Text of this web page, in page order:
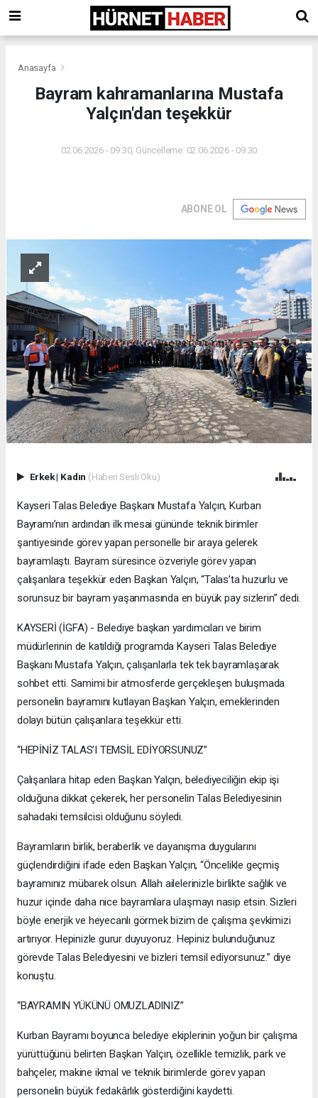
Anasayfa
Bayram kahramanlarına Mustafa
Yalçın'dan teşekkür
02.06.2026 - 09:30, Güncelleme: 02.06.2026 - 09:30
ABONE OL
Erkek| Kadın (Haberi Sesli Oku)
Kayseri Talas Belediye Başkanı Mustafa Yalçın, Kurban
Bayramı’nın ardından ilk mesai gününde teknik birimler
şantiyesinde görev yapan personelle bir araya gelerek
bayramlaştı. Bayram süresince özveriyle görev yapan
çalışanlara teşekkür eden Başkan Yalçın, “Talas’ta huzurlu ve
sorunsuz bir bayram yaşanmasında en büyük pay sizlerin” dedi.
KAYSERİ (İGFA) - Belediye başkan yardımcıları ve birim
müdürlerinin de katıldığı programda Kayseri Talas Belediye
Başkanı Mustafa Yalçın, çalışanlarla tek tek bayramlaşarak
sohbet etti. Samimi bir atmosferde gerçekleşen buluşmada
personelin bayramını kutlayan Başkan Yalçın, emeklerinden
dolayı bütün çalışanlara teşekkür etti.
“HEPİNİZ TALAS’I TEMSİL EDİYORSUNUZ”
Çalışanlara hitap eden Başkan Yalçın, belediyeciliğin ekip işi
olduğuna dikkat çekerek, her personelin Talas Belediyesinin
sahadaki temsilcisi olduğunu söyledi.
Bayramların birlik, beraberlik ve dayanışma duygularını
güçlendirdiğini ifade eden Başkan Yalçın, “Öncelikle geçmiş
bayramınız mübarek olsun. Allah ailelerinizle birlikte sağlık ve
huzur içinde daha nice bayramlara ulaşmayı nasip etsin. Sizleri
böyle enerjik ve heyecanlı görmek bizim de çalışma şevkimizi
artırıyor. Hepinizle gurur duyuyoruz. Hepiniz bulunduğunuz
görevde Talas Belediyesini ve bizleri temsil ediyorsunuz.” diye
konuştu.
“BAYRAMIN YÜKÜNÜ OMUZLADINIZ”
Kurban Bayramı boyunca belediye ekiplerinin yoğun bir çalışma
yürüttüğünü belirten Başkan Yalçın, özellikle temizlik, park ve
bahçeler, makine ikmal ve teknik birimlerde görev yapan
personelin büyük fedakârlık gösterdiğini kaydetti.